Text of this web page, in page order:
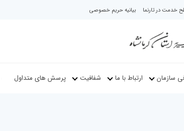
خدمت در تارنما بیانیه حریم خصوصی
سازمان ارتباط با ما شفافیت پرسش های متداول